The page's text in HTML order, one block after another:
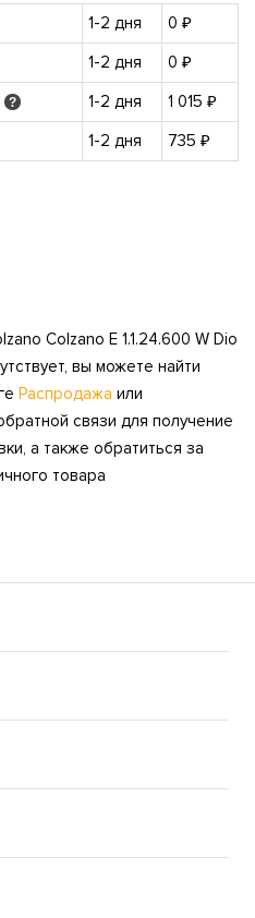
1-2 дня
0 ₽
1-2 дня
0 ₽
? 1-2 дня
1 015 ₽
1-2 дня 735 ₽
Colzano E 1.1.24.600 W Dio
вы можете найти
Распродажа или
связи для получение
а также обратиться за
товара